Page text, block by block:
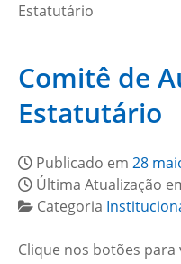
Estatutário
Comitê de
Estatutário
Publicado em 28
Última Atualização
Categoria
Clique nos botões